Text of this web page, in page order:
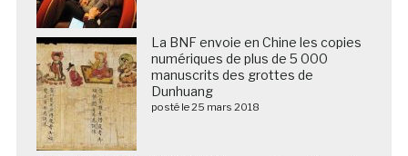
La BNF envoie en Chine les copies
numériques de plus de 5 000
manuscrits des grottes de
Dunhuang
posté le 25 mars 2018